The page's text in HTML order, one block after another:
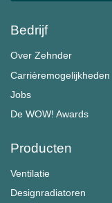
Bedrijf
Over Zehnder
Carrièremogelijkheden
Jobs
De WOW! Awards
Producten
Ventilatie
Designradiatoren